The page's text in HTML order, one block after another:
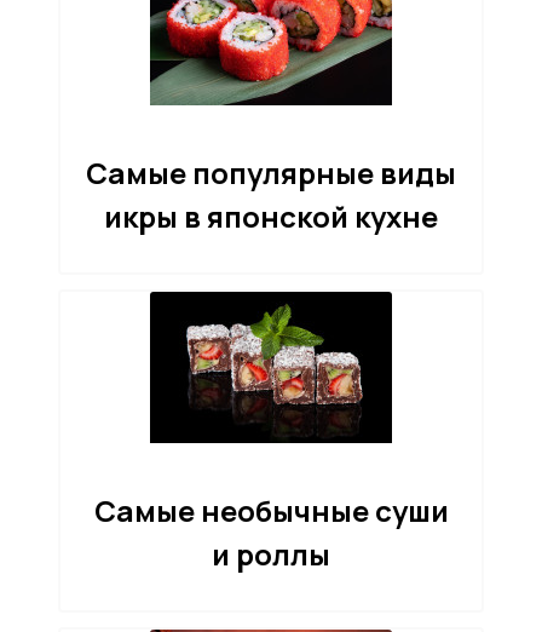
Самые популярные виды
икры в японской кухне
Самые необычные суши
и роллы